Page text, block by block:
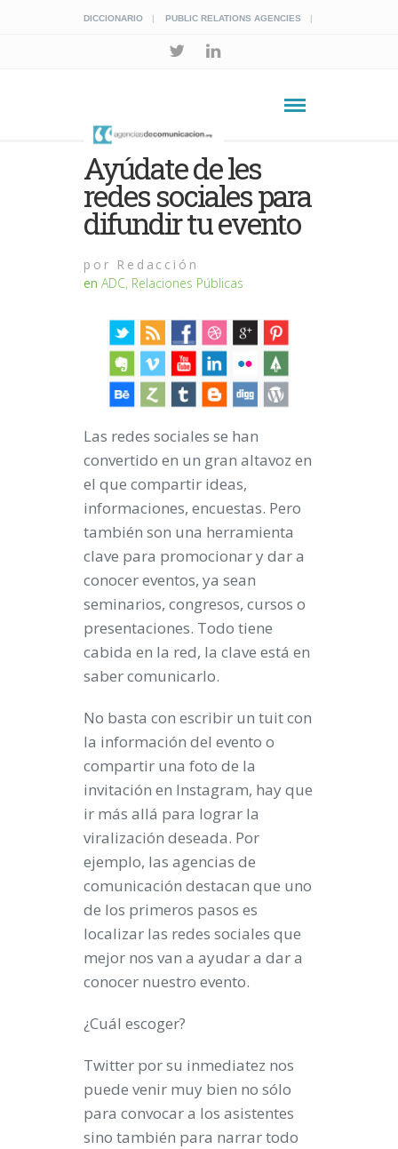
DICCIONARIO PUBLIC RELATIONS AGENCIES
Ayúdate de les
redes sociales para
difundir tu evento
por Redacción
en ADC, Relaciones Públicas
Las redes sociales se han
convertido en un gran altavoz en
el que compartir ideas,
informaciones, encuestas. Pero
también son una herramienta
clave para promocionary dar a
conocer eventos, ya sean
seminarios, congresos, cursos o
presentaciones. Todo tiene
cabida en la red, la clave está en
saber comunicarlo.
No basta con escribir un tuitcon
la información del evento o
compartir una foto de la
invitación en Instagram, hay que
ir más allá para lograr la
viralización deseada. Por
ejemplo, las agencias de
comunicación destacan que uno
de los primeros pasos es
localizar las redes sociales que
mejor nos van a ayudar a dar a
conocer nuestro evento.
¿Cuál escoger?
Twitter por su inmediatez nos
puede venir muy bien no sólo
para convocar a los asistentes
sino también para narrar todo